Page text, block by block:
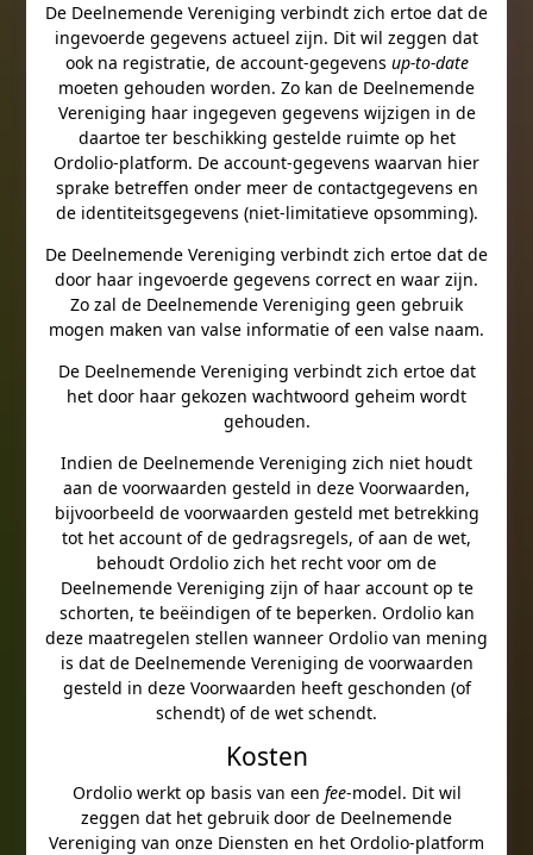
De Deelnemende Vereniging verbindt zich ertoe dat de
ingevoerde gegevens actueel zijn. Dit wil zeggen dat
ook na registratie, de account-gegevens up-to-date
moeten gehouden worden. Zo kan de Deelnemende
Vereniging haar ingegeven gegevens wijzigen in de
daartoe ter beschikking gestelde ruimte op het
Ordolio-platform. De account-gegevens waarvan hier
sprake betreffen onder meer de contactgegevens en
de identiteitsgegevens (niet-limitatieve opsomming).
De Deelnemende Vereniging verbindt zich ertoe dat de
door haar ingevoerde gegevens correct en waar zijn.
Zo zal de Deelnemende Vereniging geen gebruik
mogen maken van valse informatie of een valse naam.
De Deelnemende Vereniging verbindt zich ertoe dat
het door haar gekozen wachtwoord geheim wordt
gehouden.
Indien de Deelnemende Vereniging zich niet houdt
aan de voorwaarden gesteld in deze Voorwaarden,
bijvoorbeeld de voorwaarden gesteld met betrekking
tot het account of de gedragsregels, of aan de wet,
behoudt Ordolio zich het recht voor om de
Deelnemende Vereniging zijn of haar account op te
schorten, te beëindigen of te beperken. Ordolio kan
deze maatregelen stellen wanneer Ordolio van mening
is dat de Deelnemende Vereniging de voorwaarden
gesteld in deze Voorwaarden heeft geschonden (of
schendt) of de wet schendt.
Kosten
Ordolio werkt op basis van een fee-model. Dit wil
zeggen dat het gebruik door de Deelnemende
Vereniging van onze Diensten en het Ordolio-platform